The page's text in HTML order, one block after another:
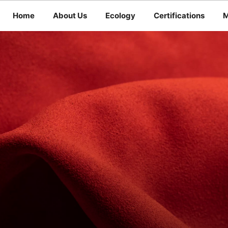
Home About Us Ecology Certifications